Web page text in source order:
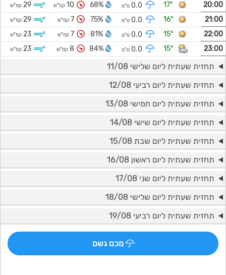
20:00
17° מ"מ 68%
10 קמ"ש 29 קמ"ש
21:00
16° מ"מ 75%
7 קמ"ש 29 קמ"ש
22:00
15° מ"מ 81%
7 קמ"ש 23 קמ"ש
23:00
15° מ"מ 84%
8 קמ"ש 23 קמ"ש
תחזית שעתית ליום שלישי 11/08
תחזית שעתית ליום רביעי 12/08
תחזית שעתית ליום חמישי 13/08
תחזית שעתית ליום שישי 14/08
תחזית שעתית ליום שבת 15/08
תחזית שעתית ליום ראשון 16/08
תחזית שעתית ליום שני 17/08
תחזית שעתית ליום שלישי 18/08
תחזית שעתית ליום רביעי 19/08
מכם גשם